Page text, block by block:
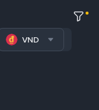
VND